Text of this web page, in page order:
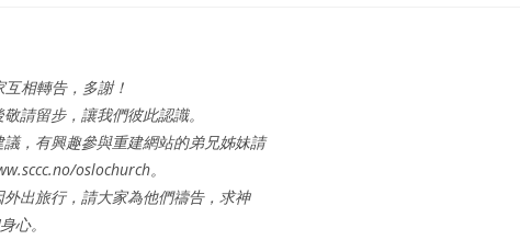
相轉告，多謝！
請留步，讓我們彼此認識。
，有興趣參與重建網站的弟兄姊妹請
oslochurch。
出旅行，請大家為他們禱告，求神
心。